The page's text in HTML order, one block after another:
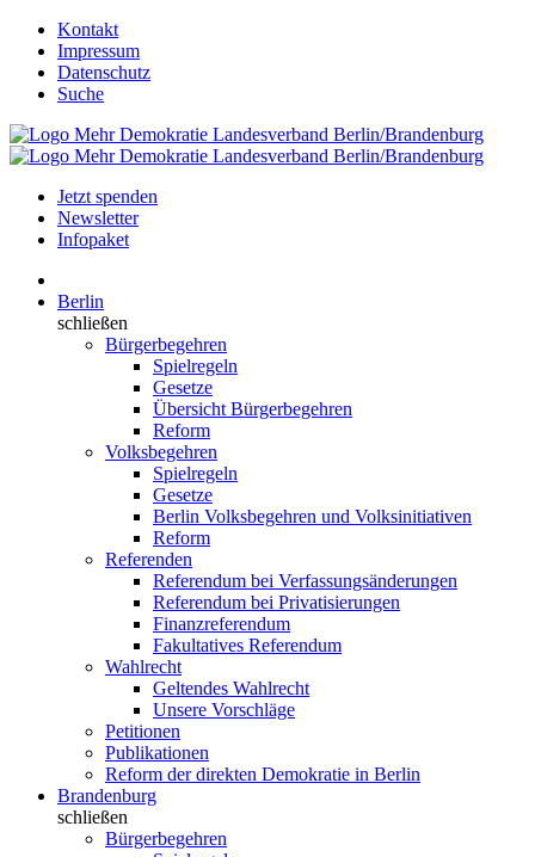
Kontakt
Impressum
Datenschutz
Suche
Jetzt spenden
Newsletter
Infopaket
Berlin
schließen
Bürgerbegehren
Spielregeln
Gesetze
Übersicht Bürgerbegehren
Reform
Volksbegehren
Spielregeln
Gesetze
Berlin Volksbegehren und Volksinitiativen
Reform
Referenden
Referendum bei Verfassungsänderungen
Referendum bei Privatisierungen
Finanzreferendum
Fakultatives Referendum
Wahlrecht
Geltendes Wahlrecht
Unsere Vorschläge
Petitionen
Publikationen
Reform der direkten Demokratie in Berlin
Brandenburg
schließen
Bürgerbegehren